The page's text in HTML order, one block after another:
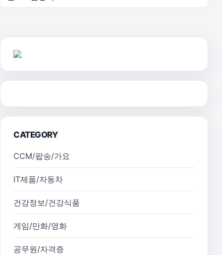
CATEGORY
CCM/팝송/가요
IT제품/자동차
건강정보/건강식품
게임/만화/영화
공무원/자격증